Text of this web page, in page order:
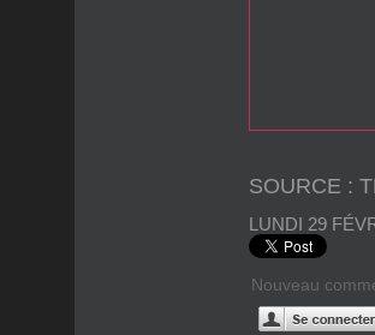
SOURCE :
LUNDI 29
Nouveau